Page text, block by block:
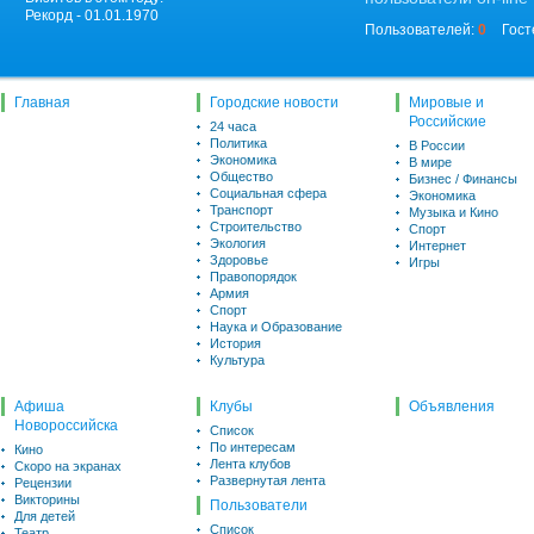
Рекорд - 01.01.1970
Пользователей: 0
Главная Городские новости
24 часа
Политика
Экономика
Общество
Социальная сфера
Транспорт
Строительство
Экология
Здоровье
Правопорядок
Армия
Спорт
Наука и Образование
История
Культура
Мировые и
Российские
В России
В мире
Бизнес / Финансы
Экономика
Музыка и Кино
Спорт
Интернет
Игры
Афиша
Новороссийска
Кино
Скоро на экранах
Рецензии
Викторины
Для детей
Клубы
Список
По интересам
Лента клубов
Развернутая лента
Пользователи
Список
Объявления